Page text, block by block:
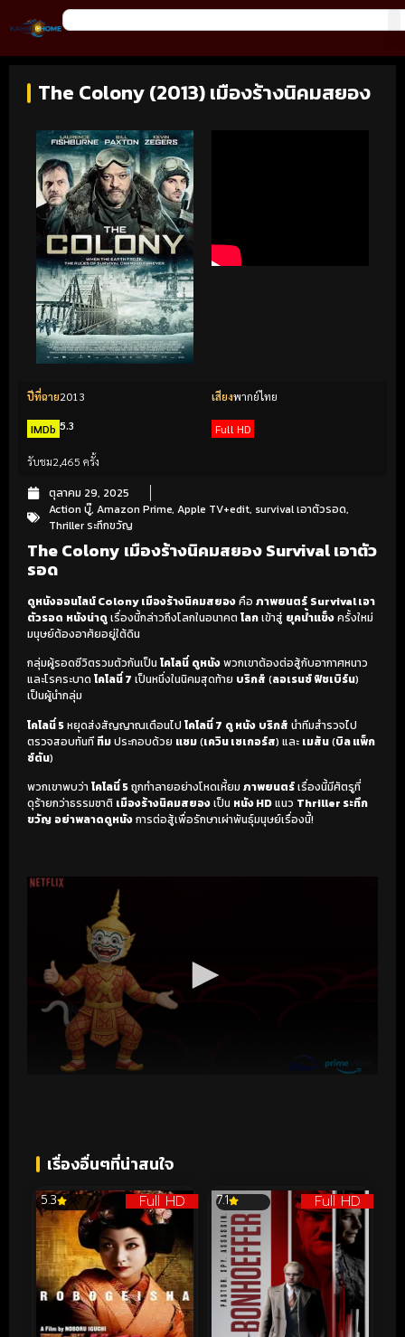
The Colony (2013) เมืองร้างนิคมสยอง
ปีที่ฉาย2013 เสียงพากย์ไทย
IMDb 5.3 Full HD
รับชม2,465 ครั้ง
ตุลาคม 29, 2025
Action บู๊, Amazon Prime, Apple TV+edit, survival เอาตัวรอด,
Thriller ระทึกขวัญ
The Colony เมืองร้างนิคมสยอง Survival เอาตัว
รอด
ดูหนังออนไลน์ Colony เมืองร้างนิคมสยองคือ ภาพยนตร์ Survival เอา
ตัวรอด หนังน่าดูเรื่องนี้กล่าวถึงโลกในอนาคต โลกเข้าสู่ ยุคน้ำแข็งครั้งใหม่
มนุษย์ต้องอาศัยอยู่ใต้ดิน
กลุ่มผู้รอดชีวิตรวมตัวกันเป็น โคโลนี่ ดูหนังพวกเขาต้องต่อสู้กับอากาศหนาว
และโรคระบาด โคโลนี่ 7 เป็นหนึ่งในนิคมสุดท้าย บริกส์ (ลอเรนซ์ ฟิชเบิร์น)
เป็นผู้นำกลุ่ม
โคโลนี่ 5หยุดส่งสัญญาณเตือนไป โคโลนี่ 7 ดู หนัง บริกส์ นำทีมสำรวจไป
ตรวจสอบทันที ทีมประกอบด้วย แซม(เควิน เซเกอร์ส) และ เมสัน(บิล แพ็ก
ซ์ตัน)
พวกเขาพบว่า โคโลนี่ 5ถูกทำลายอย่างโหดเหี้ยม ภาพยนตร์เรื่องนี้มีศัตรูที่
ดุร้ายกว่าธรรมชาติ เมืองร้างนิคมสยองเป็น หนัง HDแนว Thriller ระทึก
ขวัญ อย่าพลาดดูหนังการต่อสู้เพื่อรักษาเผ่าพันธุ์มนุษย์เรื่องนี้!
เรื่องอื่นๆที่น่าสนใจ
Full HD
5.3 Full HD
7.1